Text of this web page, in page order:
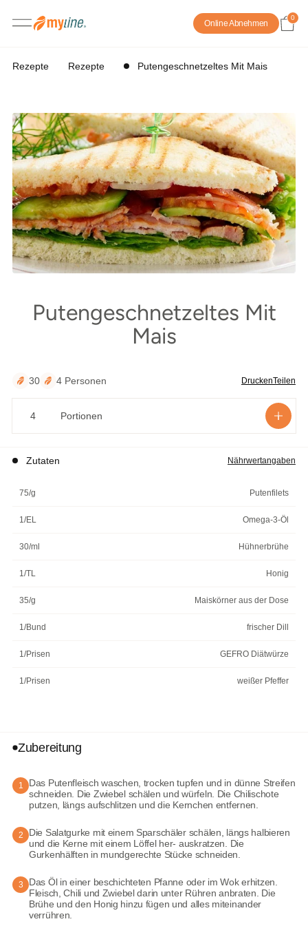
Online Abnehmen
0
Rezepte Rezepte Putengeschnetzeltes Mit Mais
Putengeschnetzeltes Mit
Mais
30 4 Personen DruckenTeilen
Portionen
Zutaten Nährwertangaben
75/g Putenfilets
1/EL Omega-3-Öl
30/ml Hühnerbrühe
1/TL Honig
35/g Maiskörner aus der Dose
1/Bund frischer Dill
1/Prisen GEFRO Diätwürze
1/Prisen weißer Pfeffer
Zubereitung
1
Das Putenfleisch waschen, trocken tupfen und in dünne Streifen
schneiden. Die Zwiebel schälen und würfeln. Die Chilischote
putzen, längs aufschlitzen und die Kernchen entfernen.
2
Die Salatgurke mit einem Sparschäler schälen, längs halbieren
und die Kerne mit einem Löffel her- auskratzen. Die
Gurkenhälften in mundgerechte Stücke schneiden.
3
Das Öl in einer beschichteten Pfanne oder im Wok erhitzen.
Fleisch, Chili und Zwiebel darin unter Rühren anbraten. Die
Brühe und den Honig hinzu fügen und alles miteinander
verrühren.